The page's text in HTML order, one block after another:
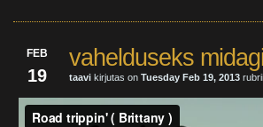
FEB
19
vahelduseks
taavi kirjutas on Tuesday Feb 19, 2013